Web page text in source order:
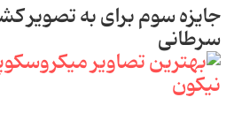
جایزه سوم برای به تصویر
سرطانی